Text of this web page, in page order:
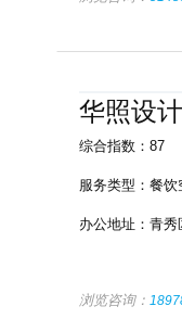
华照设
综合指数：87
服务类型： 餐饮
办公地址： 青秀
浏览咨询：